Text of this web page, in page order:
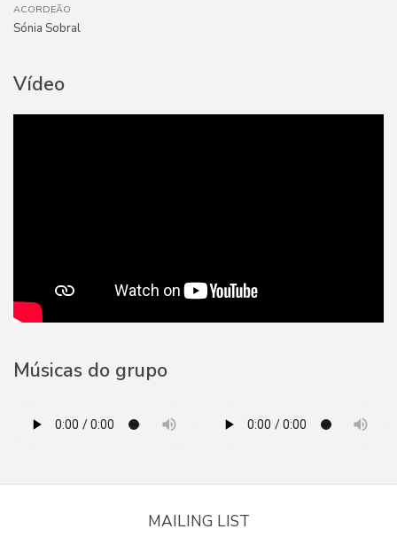
ACORDEÃO
Sónia Sobral
Vídeo
Músicas do grupo
MAILING LIST